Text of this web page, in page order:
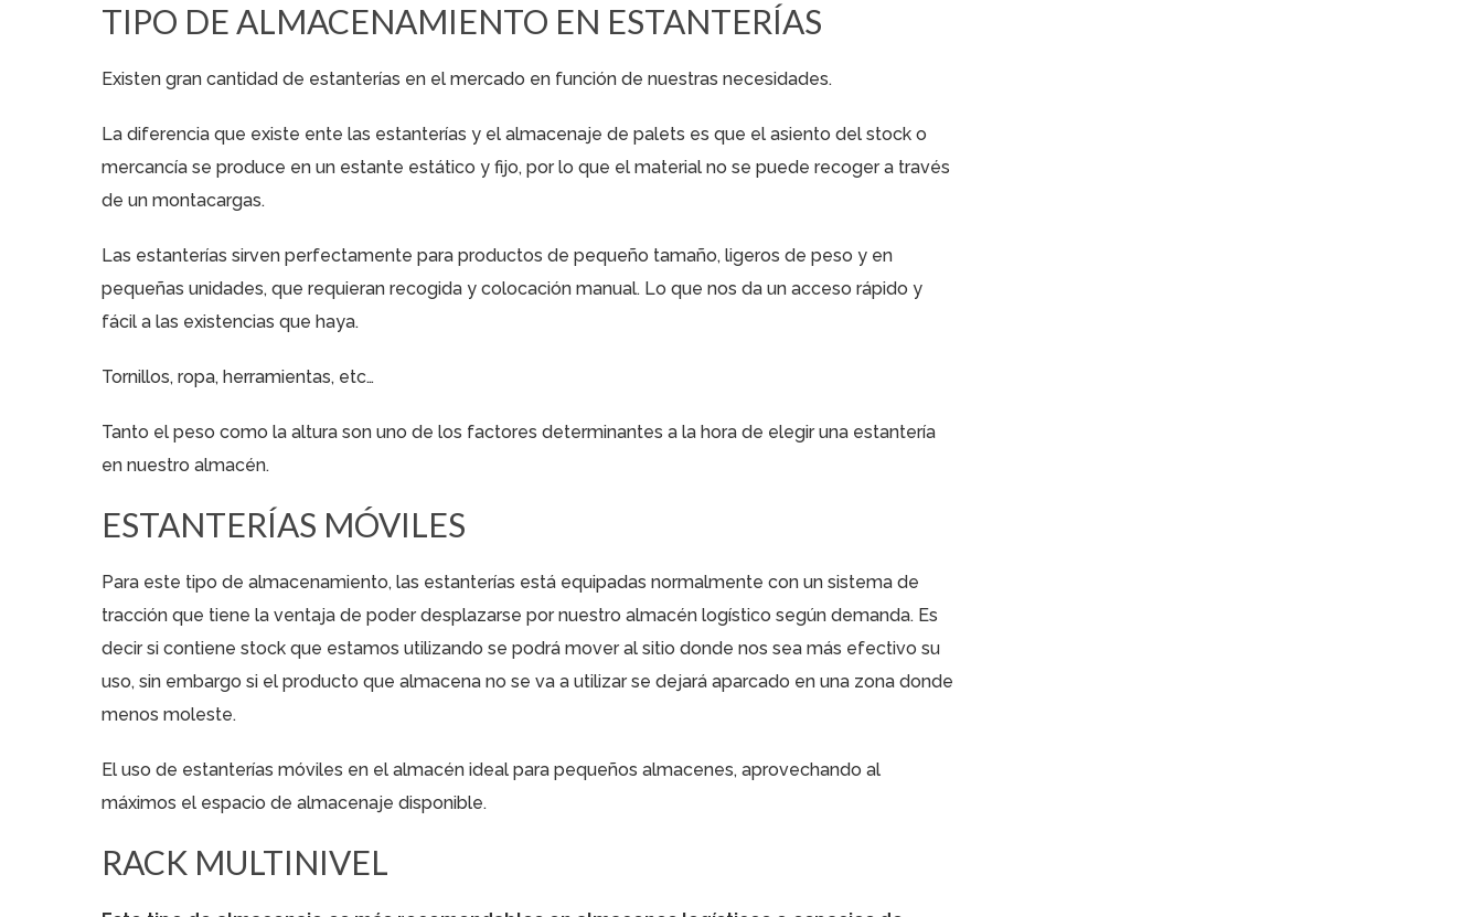
TIPO DE ALMACENAMIENTO EN ESTANTERÍAS
Existen gran cantidad de estanterías en el mercado en función de nuestras necesidades.
La diferencia que existe ente las estanterías y el almacenaje de palets es que el asiento del stock o
mercancía se produce en un estante estático y fijo, por lo que el material no se puede recoger a través
de un montacargas.
Las estanterías sirven perfectamente para productos de pequeño tamaño, ligeros de peso y en
pequeñas unidades, que requieran recogida y colocación manual. Lo que nos da un acceso rápido y
fácil a las existencias que haya.
Tornillos, ropa, herramientas, etc…
Tanto el peso como la altura son uno de los factores determinantes a la hora de elegir una estantería
en nuestro almacén.
ESTANTERÍAS MÓVILES
Para este tipo de almacenamiento, las estanterías está equipadas normalmente con un sistema de
tracción que tiene la ventaja de poder desplazarse por nuestro almacén logístico según demanda. Es
decir si contiene stock que estamos utilizando se podrá mover al sitio donde nos sea más efectivo su
uso, sin embargo si el producto que almacena no se va a utilizar se dejará aparcado en una zona donde
menos moleste.
El uso de estanterías móviles en el almacén ideal para pequeños almacenes, aprovechando al
máximos el espacio de almacenaje disponible.
RACK MULTINIVEL